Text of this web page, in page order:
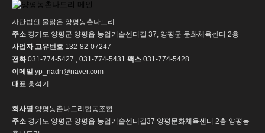
사단법인 물맑은 양평농촌나드리
주소 경기도 양평군 양평읍 농업기술센터길 37, 양평군 문화체육센터 2층
사업자 고유번호 132-82-07247
전화031-774-5427 , 031-774-5431 팩스 031-774-5428
이메일 yp_nadri@naver.com
대표 홍석기
회사명 양평농촌나드리협동조합
주소 경기도 양평군 양평읍 농업기술센터길37 양평문화체육센터 2층 양평농